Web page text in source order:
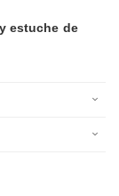
estuche de